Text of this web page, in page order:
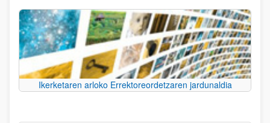
Ikerketaren arloko Errektoreordetzaren jardunaldia